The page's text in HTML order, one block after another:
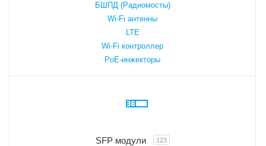
БШПД (Радиомосты)
Wi-Fi антенны
LTE
Wi-Fi контроллер
PoE-инжекторы
SFP модули 123